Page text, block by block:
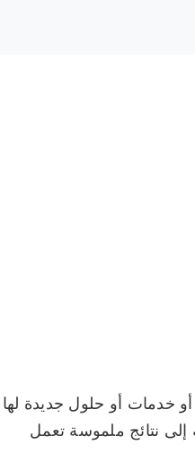
خدمات أو حلول جديدة لها
إلى نتائج ملموسة تعمل